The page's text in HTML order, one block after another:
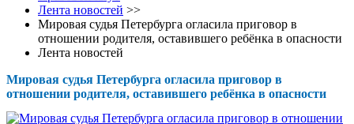
Лента новостей >>
Мировая судья Петербурга огласила приговор в
отношении родителя, оставившего ребёнка в опасности
Лента новостей
Мировая судья Петербурга огласила приговор в
отношении родителя, оставившего ребёнка в опасности